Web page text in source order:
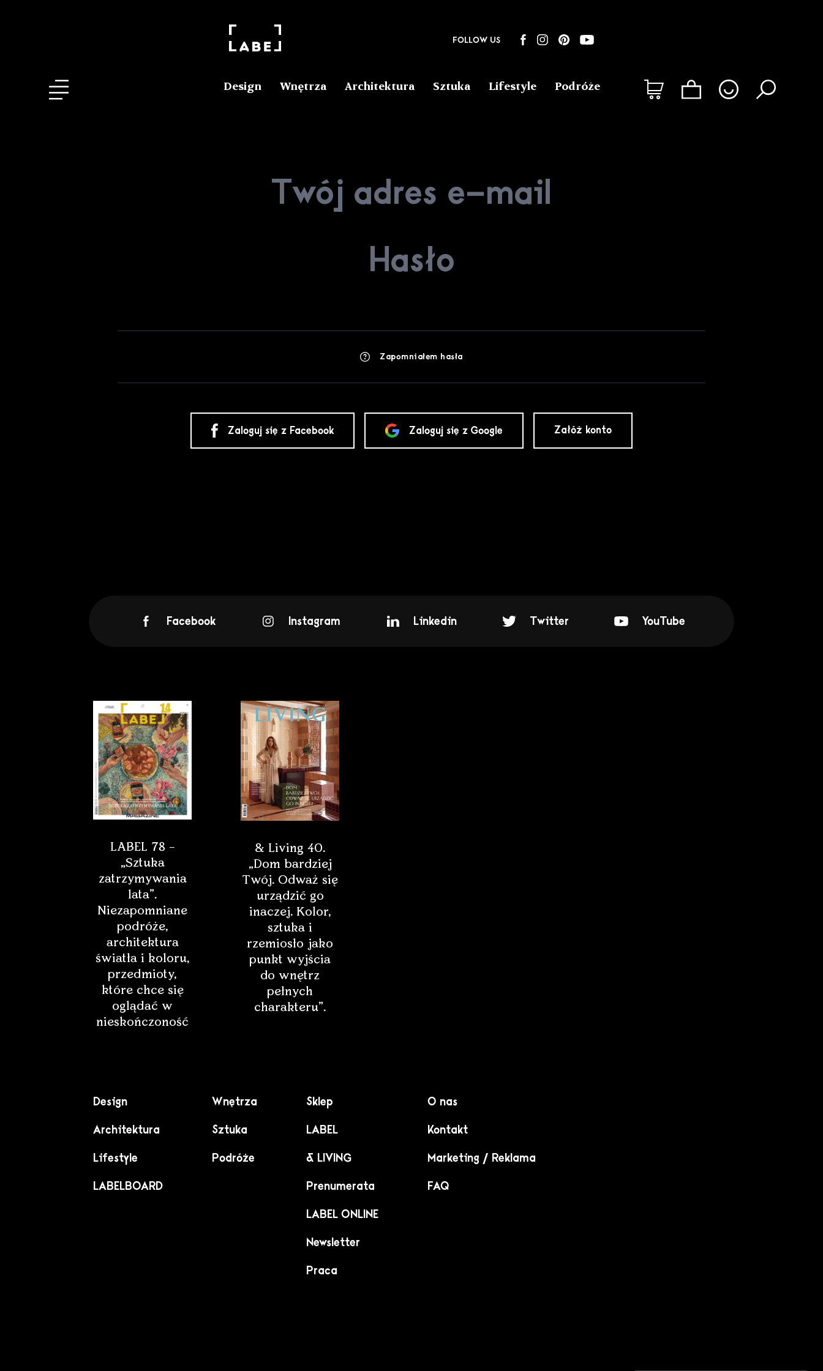
FOLLOW US
Design Wnętrza Architektura Sztuka Lifestyle Podróże
Zapomniałem hasła
Zaloguj się z Facebook Zaloguj się z Google Załóż konto
Facebook Instagram Linkedin Twitter YouTube
LABEL 78 –
„Sztuka
zatrzymywania
lata”.
Niezapomniane
podróże,
architektura
światła i koloru,
przedmioty,
które chce się
oglądać w
nieskończoność
& Living 40.
„Dom bardziej
Twój. Odważ się
urządzić go
inaczej. Kolor,
sztuka i
rzemiosło jako
punkt wyjścia
do wnętrz
pełnych
charakteru”.
Design Wnętrza
Architektura Sztuka
Lifestyle Podróże
LABELBOARD
Sklep
LABEL
& LIVING
Prenumerata
LABEL ONLINE
Newsletter
Praca
O nas
Kontakt
Marketing / Reklama
FAQ